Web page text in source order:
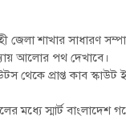
জেলা শাখার সাধারণ
আলোর পথ দেখাবে।
থেকে প্রাপ্ত কাব স্কাউট
মধ্যে স্মার্ট